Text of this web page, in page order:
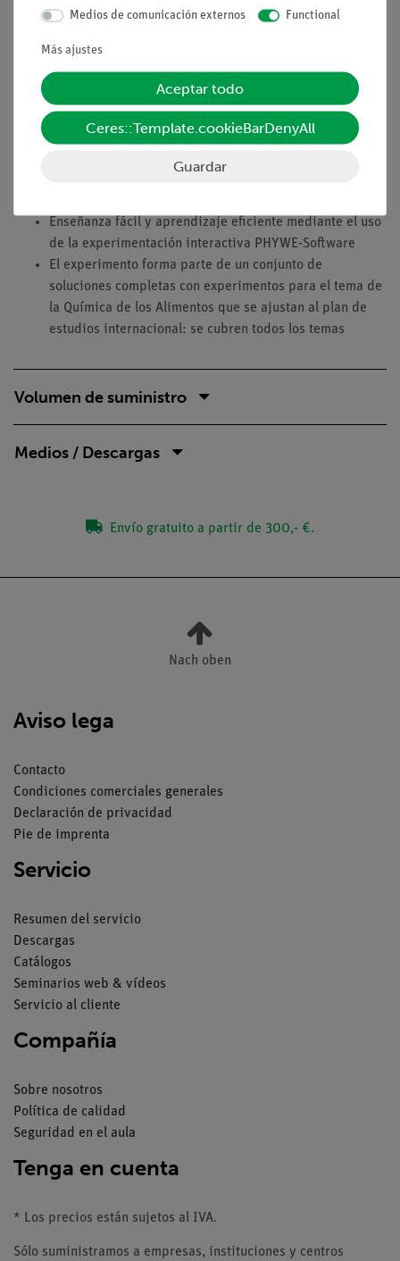
añadido. El dióxido de carbono forma un ácido débil con el
agua, el ácido carbónico. Por ello, el dióxido de carbono se
Lo que puede aprender sobre
Procedimientos de verificación del dióxido de carbono
Enseñanza fácil y aprendizaje eficiente mediante el uso
de la experimentación interactiva PHYWE-Software
El experimento forma parte de un conjunto de
soluciones completas con experimentos para el tema de
la Química de los Alimentos que se ajustan al plan de
estudios internacional: se cubren todos los temas
Volumen de suministro
Medios / Descargas
Envío gratuito a partir de 300,- €.
Nach oben
Aviso lega
Contacto
Condiciones comerciales generales
Declaración de privacidad
Pie de imprenta
Servicio
Resumen del servicio
Descargas
Catálogos
Seminarios web & vídeos
Servicio al cliente
Compañía
Sobre nosotros
Política de calidad
Seguridad en el aula
Tenga en cuenta
* Los precios están sujetos al IVA.
Sólo suministramos a empresas, instituciones y centros
Medios de comunicación externos Functional
Más ajustes
Aceptar todo
Ceres::Template.cookieBarDenyAll
Guardar